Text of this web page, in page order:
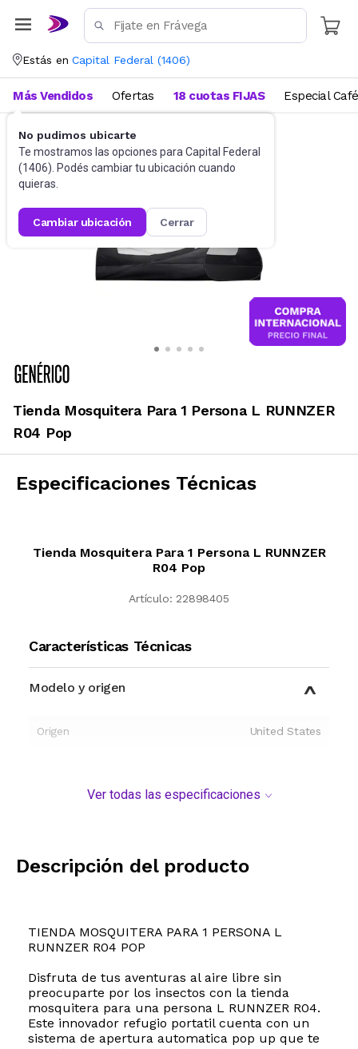
Estás en Capital Federal (1406)
No pudimos ubicarte
Te mostramos las opciones para Capital Federal
(1406). Podés cambiar tu ubicación cuando
quieras.
cambiar ubicación cerrar
Más Vendidos Ofertas 18 cuotas FIJAS Especial Café
Camping y Aire Libre
Tienda Mosquitera Para 1 Persona L RUNNZER
R04 Pop
Especificaciones Técnicas
Tienda Mosquitera Para 1 Persona L RUNNZER
R04 Pop
Artículo: 22898405
Características Técnicas
Modelo y origen
Origen United States
Ver todas las especificaciones
Descripción del producto
TIENDA MOSQUITERA PARA 1 PERSONA L
RUNNZER R04 POP
Disfruta de tus aventuras al aire libre sin
preocuparte por los insectos con la tienda
mosquitera para una persona L RUNNZER R04.
Este innovador refugio portatil cuenta con un
sistema de apertura automatica pop up que te